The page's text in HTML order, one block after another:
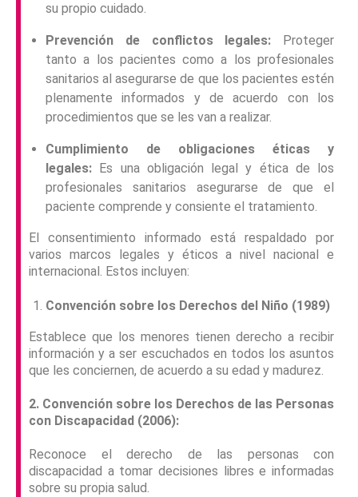
su propio cuidado.
Prevención de conflictos legales: Proteger
tanto a los pacientes como a los profesionales
sanitarios al asegurarse de que los pacientes estén
plenamente informados y de acuerdo con los
procedimientos que se les van a realizar.
Cumplimiento de obligaciones éticas y
legales: Es una obligación legal y ética de los
profesionales sanitarios asegurarse de que el
paciente comprende y consiente el tratamiento.
El consentimiento informado está respaldado por
varios marcos legales y éticos a nivel nacional e
internacional. Estos incluyen:
Convención sobre los Derechos del Niño (1989)
Establece que los menores tienen derecho a recibir
información y a ser escuchados en todos los asuntos
que les conciernen, de acuerdo a su edad y madurez.
2. Convención sobre los Derechos de las Personas
con Discapacidad (2006):
Reconoce el derecho de las personas con
discapacidad a tomar decisiones libres e informadas
sobre su propia salud.